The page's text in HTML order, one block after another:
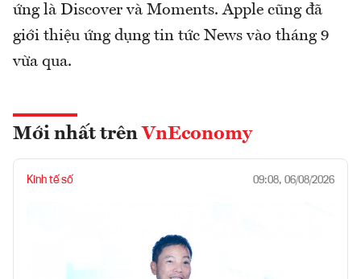
ứng là Discover và Moments. Apple cũng đã
giới thiệu ứng dụng tin tức News vào tháng 9
vừa qua.
Mới nhất trên VnEconomy
Kinh tế số 09:08, 06/08/2026